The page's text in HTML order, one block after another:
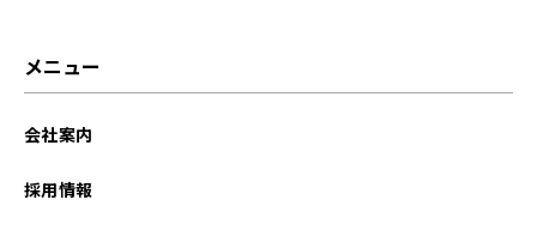
メニュー
会社案内
採用情報